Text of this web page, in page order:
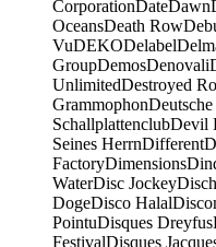
CorporationDateDawn
OceansDeath Row
VuDEKODelabel
GroupDemosDenovali
UnlimitedDestroyed
Grammophon
SchallplattenclubDevil
Seines HerrnDifferent
FactoryDimensions
WaterDisc Jockey
DogeDisco Halal
PointuDisques Dreyfus
FestivalDisques